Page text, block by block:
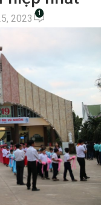
2023 1